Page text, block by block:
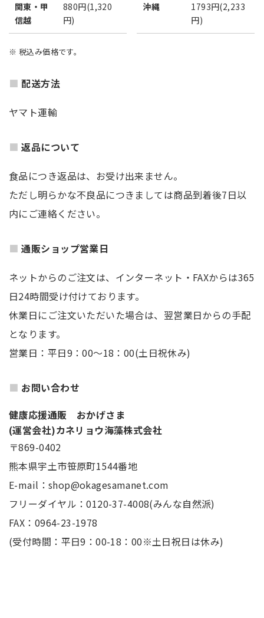
関東・甲
信越
880円(1,320
円)
沖縄
1793円(2,233
円)
※ 税込み価格です。
配送方法
ヤマト運輸
返品について
食品につき返品は、お受け出来ません。
ただし明らかな不良品につきましては商品到着後7日以
内にご連絡ください。
通販ショップ営業日
ネットからのご注文は、インターネット・FAXからは365
日24時間受け付けております。
休業日にご注文いただいた場合は、翌営業日からの手配
となります。
営業日：平日9：00～18：00(土日祝休み)
お問い合わせ
健康応援通販 おかげさま
(運営会社)カネリョウ海藻株式会社
〒869-0402
熊本県宇土市笹原町1544番地
E-mail：shop@okagesamanet.com
フリーダイヤル：0120-37-4008(みんな自然派)
FAX：0964-23-1978
(受付時間：平日9：00-18：00※土日祝日は休み)